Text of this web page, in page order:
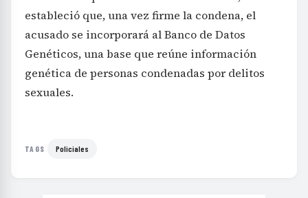
estableció que, una vez firme la condena, el
acusado se incorporará al Banco de Datos
Genéticos, una base que reúne información
genética de personas condenadas por delitos
sexuales.
TAGS Policiales